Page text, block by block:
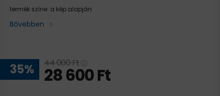
termék színe: a kép alapján
Bővebben
35 44 000Ft
28 600Ft